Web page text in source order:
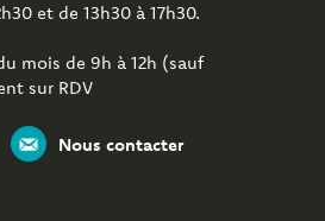
et de 13h30 à 17h30.
mois de 9h à 12h (sauf
sur RDV
Nous contacter